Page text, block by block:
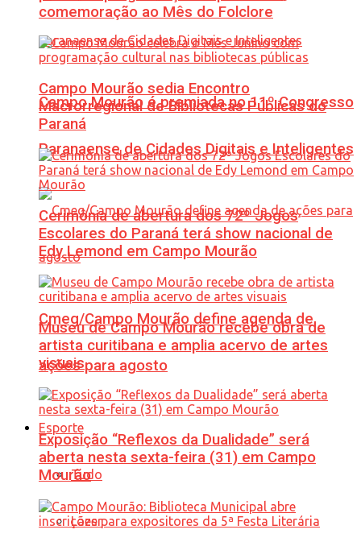
Campo Mourão é premiada no 11º Congresso
Paranaense de Cidades Digitais e Inteligentes
Cmeg/Campo Mourão define agenda de
ações para agosto
Esporte
Tudo
Lazer
comemoração ao Mês do Folclore
Campo Mourão sedia Encontro
Macrorregional de Bibliotecas Públicas do
Paraná
Cerimônia de abertura dos 72º Jogos
Escolares do Paraná terá show nacional de
Edy Lemond em Campo Mourão
Museu de Campo Mourão recebe obra de
artista curitibana e amplia acervo de artes
visuais
Exposição “Reflexos da Dualidade” será
aberta nesta sexta-feira (31) em Campo
Mourão